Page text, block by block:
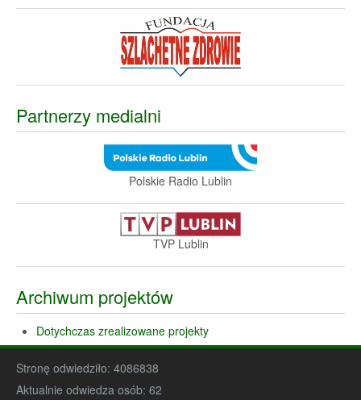
Partnerzy medialni
Polskie Radio Lublin
TVP Lublin
Archiwum projektów
Dotychczas zrealizowane projekty
Stronę odwiedziło: 4086838
Aktualnie odwiedza osób: 62